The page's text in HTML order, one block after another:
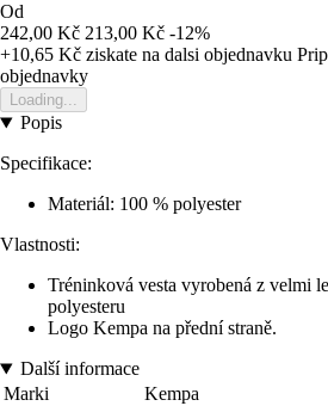
Od
242,00 Kč 213,00 Kč -12%
+10,65 Kč ziskate na dalsi objednavku
objednavky
Loading...
Popis
Specifikace:
Materiál: 100 % polyester
Vlastnosti:
Tréninková vesta vyrobená z velmi
polyesteru
Logo Kempa na přední straně.
Další informace
Marki
Kempa